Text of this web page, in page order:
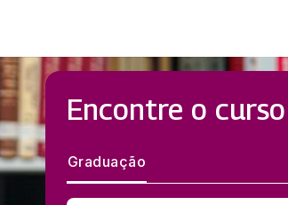
Encontre o
Graduação